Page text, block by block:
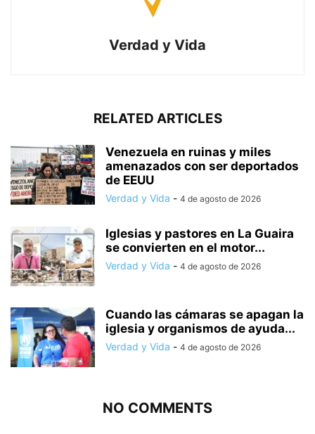
Verdad y Vida
RELATED ARTICLES
Venezuela en ruinas y miles
amenazados con ser deportados
de EEUU
Verdad y Vida - 4 de agosto de 2026
Iglesias y pastores en La Guaira
se convierten en el motor...
Verdad y Vida - 4 de agosto de 2026
Cuando las cámaras se apagan la
iglesia y organismos de ayuda...
Verdad y Vida - 4 de agosto de 2026
NO COMMENTS